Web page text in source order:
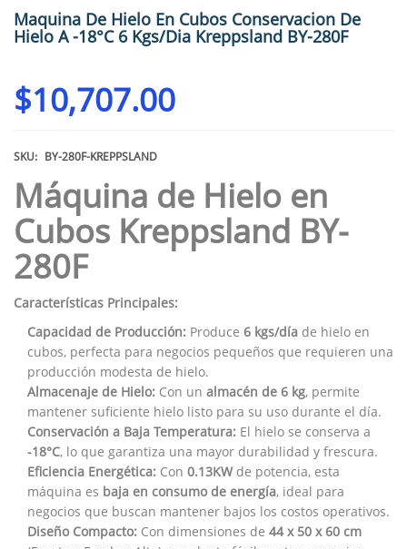
Maquina De Hielo En Cubos Conservacion De
Hielo A -18°C 6 Kgs/dia Kreppsland BY-280F
$10,707.00
SKU: BY-280F-KREPPSLAND
Máquina de Hielo en
Cubos Kreppsland BY-
280F
Características Principales:
Capacidad de Producción: Produce 6 kgs/día de hielo en
cubos, perfecta para negocios pequeños que requieren una
producción modesta de hielo.
Almacenaje de Hielo: Con un almacén de 6 kg, permite
mantener suficiente hielo listo para su uso durante el día.
Conservación a Baja Temperatura: El hielo se conserva a
-18°C, lo que garantiza una mayor durabilidad y frescura.
Eficiencia Energética: Con 0.13KWde potencia, esta
máquina es baja en consumo de energía, ideal para
negocios que buscan mantener bajos los costos operativos.
Diseño Compacto: Con dimensiones de 44 x 50 x 60 cm